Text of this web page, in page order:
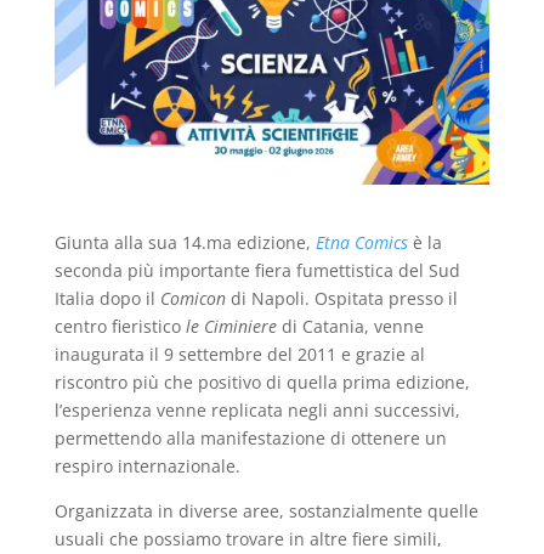
Giunta alla sua 14.ma edizione, Etna Comicsè la
seconda più importante fiera fumettistica del Sud
Italia dopo il Comicondi Napoli. Ospitata presso il
centro fieristico le Ciminieredi Catania, venne
inaugurata il 9 settembre del 2011 e grazie al
riscontro più che positivo di quella prima edizione,
l’esperienza venne replicata negli anni successivi,
permettendo alla manifestazione di ottenere un
respiro internazionale.
Organizzata in diverse aree, sostanzialmente quelle
usuali che possiamo trovare in altre fiere simili,